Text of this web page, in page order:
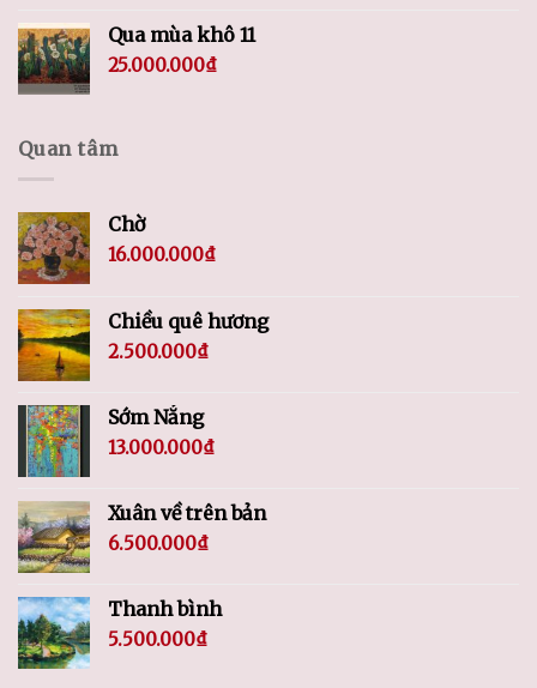
Qua mùa khô 11
25.000.000₫
Quan tâm
Chờ
16.000.000₫
Chiều quê hương
2.500.000₫
Sớm Nắng
13.000.000₫
Xuân về trên bản
6.500.000₫
Thanh bình
5.500.000₫